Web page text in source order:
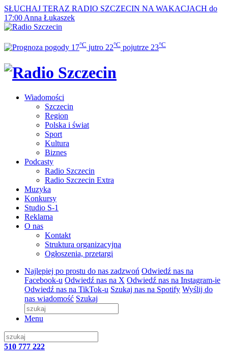
SŁUCHAJ TERAZ RADIO SZCZECIN NA WAKACJACH do
17:00 Anna Łukaszek
17°C jutro 22°C pojutrze 23°C
Wiadomości
Szczecin
Region
Polska i świat
Sport
Kultura
Biznes
Podcasty
Radio Szczecin
Radio Szczecin Extra
Muzyka
Konkursy
Studio S-1
Reklama
O nas
Kontakt
Struktura organizacyjna
Ogłoszenia, przetargi
Najlepiej po prostu do nas zadzwoń Odwiedź nas na
Facebook-u Odwiedź nas na X Odwiedź nas na Instagram-ie
Odwiedź nas na TikTok-u Szukaj nas na Spotify Wyślij do
nas wiadomość Szukaj
Menu
510 777 222